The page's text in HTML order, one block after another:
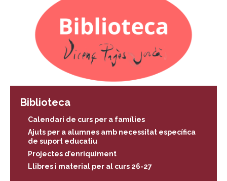
Biblioteca
Calendari de curs per a famílies
Ajuts per a alumnes amb necessitat específica
de suport educatiu
Projectes d’enriquiment
Llibres i material per al curs 26-27